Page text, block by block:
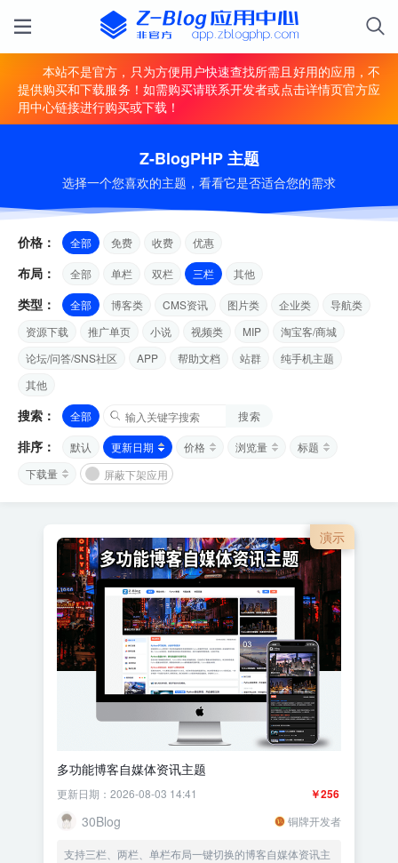
本站不是官方，只为方便用户快速查找所需且好用的应用，不
提供购买和下载服务！如需购买请联系开发者或点击详情页官方应
用中心链接进行购买或下载！
Z-BlogPHP 主题
选择一个您喜欢的主题，看看它是否适合您的需求
价格： 全部 免费 收费 优惠
布局： 全部 单栏 双栏 三栏 其他
类型： 全部 博客类 CMS资讯 图片类 企业类
导航类
资源下载
推广单页 小说 视频类 MIP
淘宝客/商城
论坛/问答/SNS社区
APP 帮助文档 站群
纯手机主题
其他
搜索： 全部 搜索
排序： 默认 更新日期 价格 浏览量
标题
下载量
屏蔽下架应用
演示
多功能博客自媒体资讯主题
￥256
更新日期：2026-08-03 14:41
30Blog 铜牌开发者
支持三栏、两栏、单栏布局一键切换的博客自媒体资讯主